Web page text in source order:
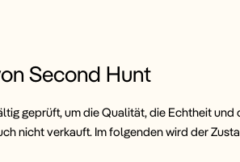
Second Hunt
geprüft, um die Qualität, die Echtheit und
nicht verkauft. Im folgenden wird der